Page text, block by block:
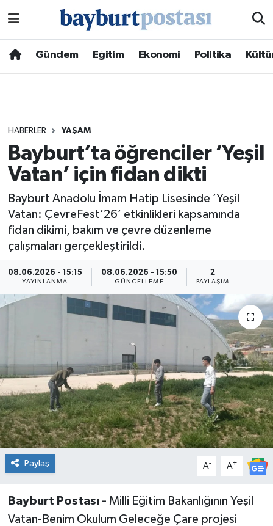
Gündem Eğitim Ekonomi Politika
HABERLER YAŞAM
Bayburt’ta öğrenciler ‘Yeşil
Vatan’ için fidan dikti
Bayburt Anadolu İmam Hatip Lisesinde ’Yeşil
Vatan: ÇevreFest’26’ etkinlikleri kapsamında
fidan dikimi, bakım ve çevre düzenleme
çalışmaları gerçekleştirildi.
08.06.2026 - 15:15
YAYINLANMA
08.06.2026 - 15:50
GÜNCELLEME
2
PAYLAŞIM
Paylaş A- A+
Bayburt Postası - Milli Eğitim Bakanlığının Yeşil
Vatan-Benim Okulum Geleceğe Çare projesi
Hava Durumu
Süper Lig Puan Durumu ve Fikstür
Tüm Manşetler
Son Dakika Haberleri